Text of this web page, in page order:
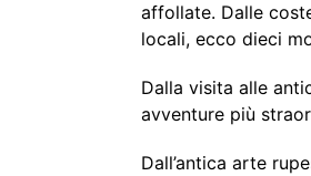
affollate. Dalle
locali, ecco dieci
Dalla visita alle
avventure più
Dall’antica arte